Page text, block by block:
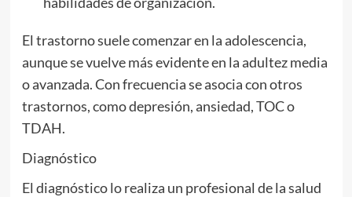
El trastorno suele comenzar en la adolescencia,
aunque se vuelve más evidente en la adultez media
o avanzada. Con frecuencia se asocia con otros
trastornos, como depresión, ansiedad, TOC o
TDAH.
Diagnóstico
El diagnóstico lo realiza un profesional de la salud